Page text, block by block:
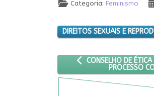
Categoria: Feminismo
DIREITOS SEXUAIS E
ARTIGO ANTERIOR:
CONSELHO DE
PROCESSO